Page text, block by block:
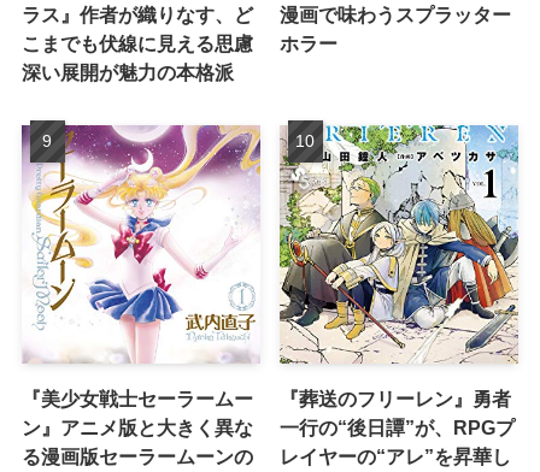
ラス』作者が織りなす、ど
こまでも伏線に見える思慮
深い展開が魅力の本格派
漫画で味わうスプラッター
ホラー
『美少女戦士セーラームー
ン』アニメ版と大きく異な
る漫画版セーラームーンの
『葬送のフリーレン』勇者
一行の“後日譚”が、RPGプ
レイヤーの“アレ”を昇華し